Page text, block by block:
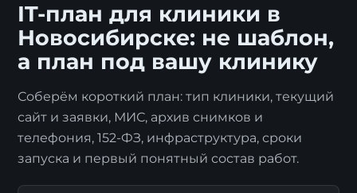
IT-план для клиники в
Новосибирске: не шаблон,
а план под вашу клинику
Соберём короткий план: тип клиники, текущий
сайт и заявки, МИС, архив снимков и
телефония, 152-ФЗ, инфраструктура, сроки
запуска и первый понятный состав работ.